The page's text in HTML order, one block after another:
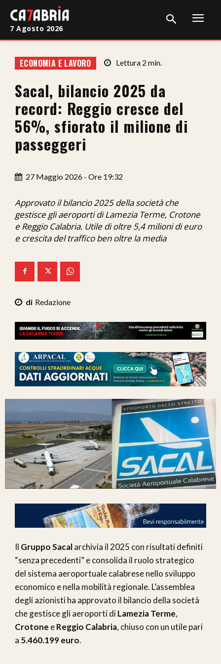
Cronaca
Giudiziaria
Politica
Sport
Sanità
Economia
Ita-Mondo
We Calabria
7 Agosto 2026
ECONOMIA E LAVORO Lettura 2 min.
Sacal, bilancio 2025 da
record: Reggio cresce del
56%, sfiorato il milione di
passeggeri
27 Maggio 2026 - Ore 19:32
Approvato il bilancio 2025 della società che
gestisce gli aeroporti di Lamezia Terme, Crotone
e Reggio Calabria. Utile di oltre 5,4 milioni di euro
e crescita del traffico ben oltre la media
Redazione
Il Gruppo Sacalarchivia il 2025 con risultati definiti
“senza precedenti” e consolida il ruolo strategico
del sistema aeroportuale calabrese nello sviluppo
economico e nella mobilità regionale. L’assemblea
degli azionisti ha approvato il bilancio della società
che gestisce gli aeroporti diLamezia Terme,
Crotone eReggio Calabria, chiuso con un utile pari
a 5.460.199 euro.